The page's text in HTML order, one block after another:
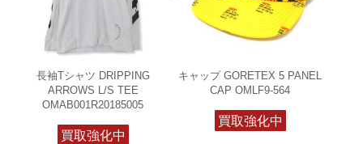
長袖Tシャツ DRIPPING
ARROWS L/S TEE
OMAB001R20185005
買取強化中
キャップ GORETEX 5 PANEL
CAP OMLF9-564
買取強化中